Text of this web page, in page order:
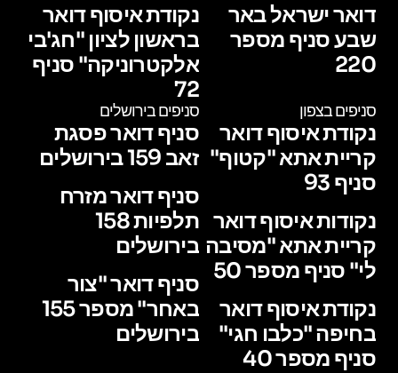
דואר ישראל באר
שבע סניף מספר
220
נקודת איסוף דואר
בראשון לציון "חג'בי
אלקטרוניקה" סניף
72
סניפים בצפון
נקודת איסוף דואר
קריית אתא "קטוף"
סניף 93
נקודות איסוף דואר
קריית אתא "מסיבה
לי" סניף מספר 50
נקודת איסוף דואר
בחיפה "כלבו חגי"
סניף מספר 40
סניפים בירושלים
סניף דואר פסגת
זאב 159 בירושלים
סניף דואר מזרח
תלפיות 158
בירושלים
סניף דואר "צור
באחר" מספר 155
בירושלים